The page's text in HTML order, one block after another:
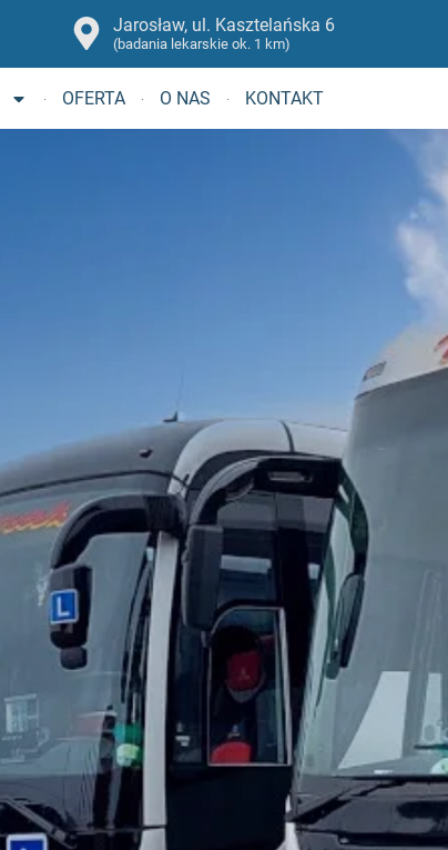
Jarosław, ul. Kasztelańska 6
(badania lekarskie ok. 1 km)
OFERTA O NAS KONTAKT